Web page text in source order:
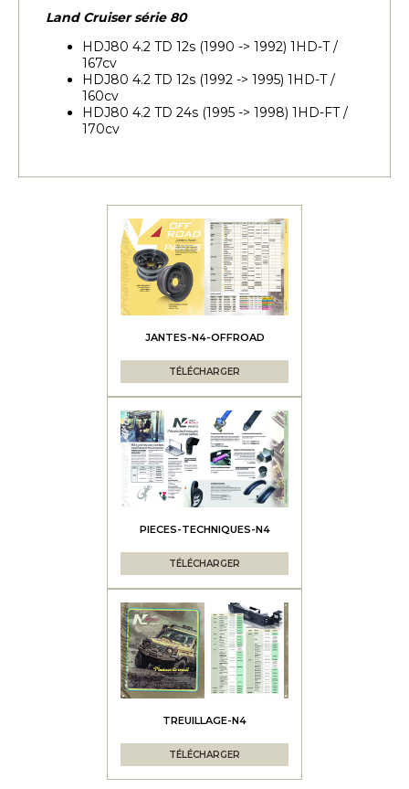
Land Cruiser série 80
HDJ80 4.2 TD 12s (1990 -> 1992) 1HD-T /
167cv
HDJ80 4.2 TD 12s (1992 -> 1995) 1HD-T /
160cv
HDJ80 4.2 TD 24s (1995 -> 1998) 1HD-FT /
170cv
JANTES-N4-OFFROAD
TÉLÉCHARGER
PIECES-TECHNIQUES-N4
TÉLÉCHARGER
TREUILLAGE-N4
TÉLÉCHARGER